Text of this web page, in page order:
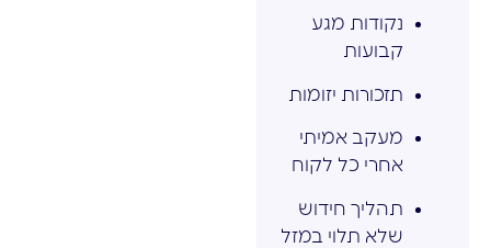
נקודות מגע
קבועות
תזכורות יזומות
מעקב אמיתי
אחרי כל לקוח
תהליך חידוש
שלא תלוי במזל